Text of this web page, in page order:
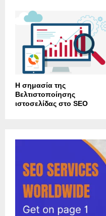
Η σημασία της
Βελτιστοποίησης
ιστοσελίδας στο SEO